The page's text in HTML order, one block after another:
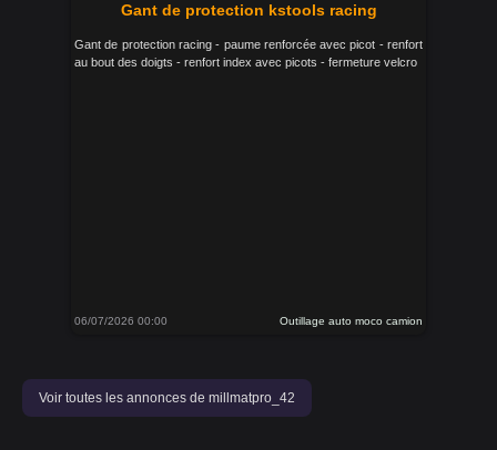
Gant de protection kstools racing
Gant de protection racing - paume renforcée avec picot - renfort
au bout des doigts - renfort index avec picots - fermeture velcro
06/07/2026 00:00 Outillage auto moco camion
Voir toutes les annonces de millmatpro_42